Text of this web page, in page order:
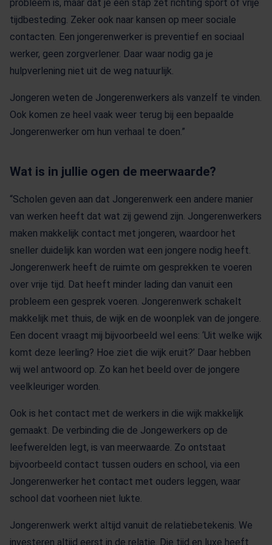
probleem is, maar dat je een stap zet richting sport of vrije
tijdbesteding. Zeker ook naar kansen op meer sociale
contacten. Een jongerenwerker is preventief en sociaal
werker, geen zorgverlener. Daar waar nodig ga je
hulpverlening niet uit de weg natuurlijk.
Jongeren weten de Jongerenwerkers als vanzelf te vinden.
Ook komen ze heel vaak weer terug bij een bepaalde
Jongerenwerker om hun verhaal te doen.”
Wat is in jullie ogen de meerwaarde?
“Scholen geven aan dat Jongerenwerk een andere manier
van werken heeft dat wat zij gewend zijn. Jongerenwerkers
maken makkelijk contact met jongeren, waardoor het
sneller duidelijk kan worden wat een jongere nodig heeft.
Jongerenwerk heeft de ruimte om gesprekken te voeren
over vrije tijd. Dat heeft minder lading dan vanuit een
probleem een gesprek voeren. Jongerenwerk schakelt
makkelijk met thuis, de wijk en de woonplek van de jongere.
Een docent vraagt mij bijvoorbeeld wel eens: ‘Uit welke wijk
komt deze leerling? Hoe ziet die wijk eruit?’ Daar hebben
wij wel antwoord op. Zo kan het beeld over de jongere
veelkleuriger worden.
Ook is het contact met de werkers in die wijk makkelijk
gemaakt. De verbinding die de Jongewerkers op de
leefwerelden legt, is van meerwaarde. Zo ontstaat
bijvoorbeeld contact tussen ouders en school, via een
Jongerenwerker het contact met ouders leggen, waar
school dat voorheen niet lukte.
Jongerenwerk werkt altijd vanuit de relatiebetekenis. We
investeren altijd eerst in de relatie. Die tijd en luxe heeft